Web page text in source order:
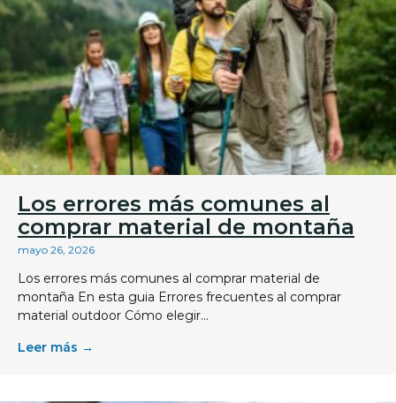
Los errores más comunes al
comprar material de montaña
mayo 26, 2026
Los errores más comunes al comprar material de
montaña En esta guia Errores frecuentes al comprar
material outdoor Cómo elegir...
Leer más →